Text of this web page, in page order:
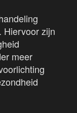
Hiervoor zijn
meer